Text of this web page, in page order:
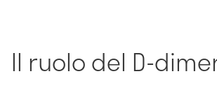
Il ruolo del D-